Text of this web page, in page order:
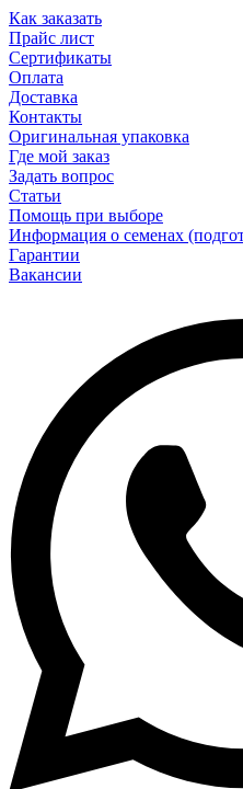
Как заказать
Прайс лист
Сертификаты
Оплата
Доставка
Контакты
Оригинальная упаковка
Где мой заказ
Задать вопрос
Статьи
Помощь при выборе
Информация о семенах
Гарантии
Вакансии